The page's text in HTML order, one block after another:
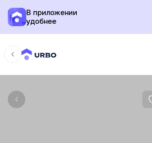
В приложении
удобнее